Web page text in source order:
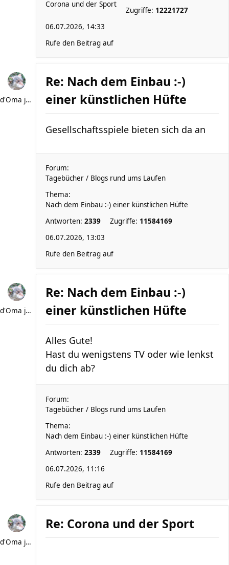
Corona und der Sport
Zugriffe: 12221727
06.07.2026, 14:33
Rufe den Beitrag auf
d'Oma joggt
Re: Nach dem Einbau :-)
einer künstlichen Hüfte
Gesellschaftsspiele bieten sich da an
Forum:
Tagebücher / Blogs rund ums Laufen
Thema:
Nach dem Einbau :-) einer künstlichen Hüfte
Antworten: 2339 Zugriffe: 11584169
06.07.2026, 13:03
Rufe den Beitrag auf
d'Oma joggt
Re: Nach dem Einbau :-)
einer künstlichen Hüfte
Alles Gute!
Hast du wenigstens TV oder wie lenkst
du dich ab?
Forum:
Tagebücher / Blogs rund ums Laufen
Thema:
Nach dem Einbau :-) einer künstlichen Hüfte
Antworten: 2339 Zugriffe: 11584169
06.07.2026, 11:16
Rufe den Beitrag auf
d'Oma joggt
Re: Corona und der Sport